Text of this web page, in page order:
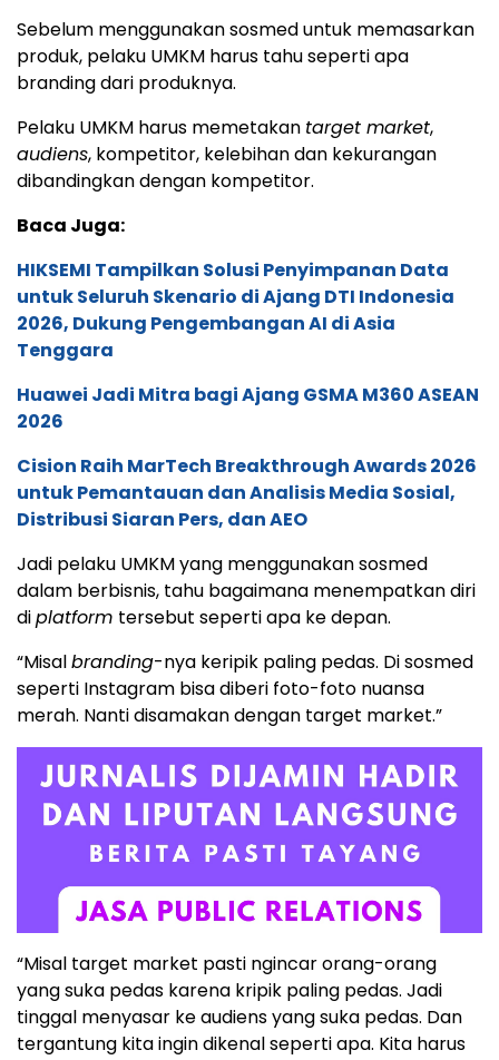
Sebelum menggunakan sosmed untuk memasarkan
produk, pelaku UMKM harus tahu seperti apa
branding dari produknya.
Pelaku UMKM harus memetakan target market,
audiens, kompetitor, kelebihan dan kekurangan
dibandingkan dengan kompetitor.
Baca Juga:
HIKSEMI Tampilkan Solusi Penyimpanan Data
untuk Seluruh Skenario di Ajang DTI Indonesia
2026, Dukung Pengembangan AI di Asia
Tenggara
Huawei Jadi Mitra bagi Ajang GSMA M360 ASEAN
2026
Cision Raih MarTech Breakthrough Awards 2026
untuk Pemantauan dan Analisis Media Sosial,
Distribusi Siaran Pers, dan AEO
Jadi pelaku UMKM yang menggunakan sosmed
dalam berbisnis, tahu bagaimana menempatkan diri
diplatform tersebut seperti apa ke depan.
“Misalbranding-nya keripik paling pedas. Di sosmed
seperti Instagram bisa diberi foto-foto nuansa
merah. Nanti disamakan dengan target market.”
“Misal target market pasti ngincar orang-orang
yang suka pedas karena kripik paling pedas. Jadi
tinggal menyasar ke audiens yang suka pedas. Dan
tergantung kita ingin dikenal seperti apa. Kita harus